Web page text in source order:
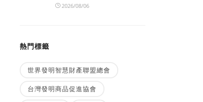
2026/08/06
熱門標籤
世界發明智慧財產聯盟總會
台灣發明商品促進協會